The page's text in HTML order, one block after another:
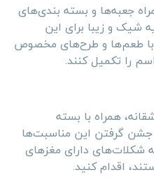
جعبه‌ها و بسته بندی‌های
شیک و زیبا برای این
طعم‌ها و طرح‌های مخصوص
را تکمیل کنند.
همراه با بسته
جشن گرفتن این مناسبت‌ها
شکلات‌های دارای مغزهای
اقدام کنید.